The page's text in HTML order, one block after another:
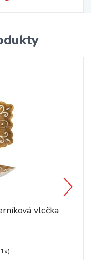
vločka